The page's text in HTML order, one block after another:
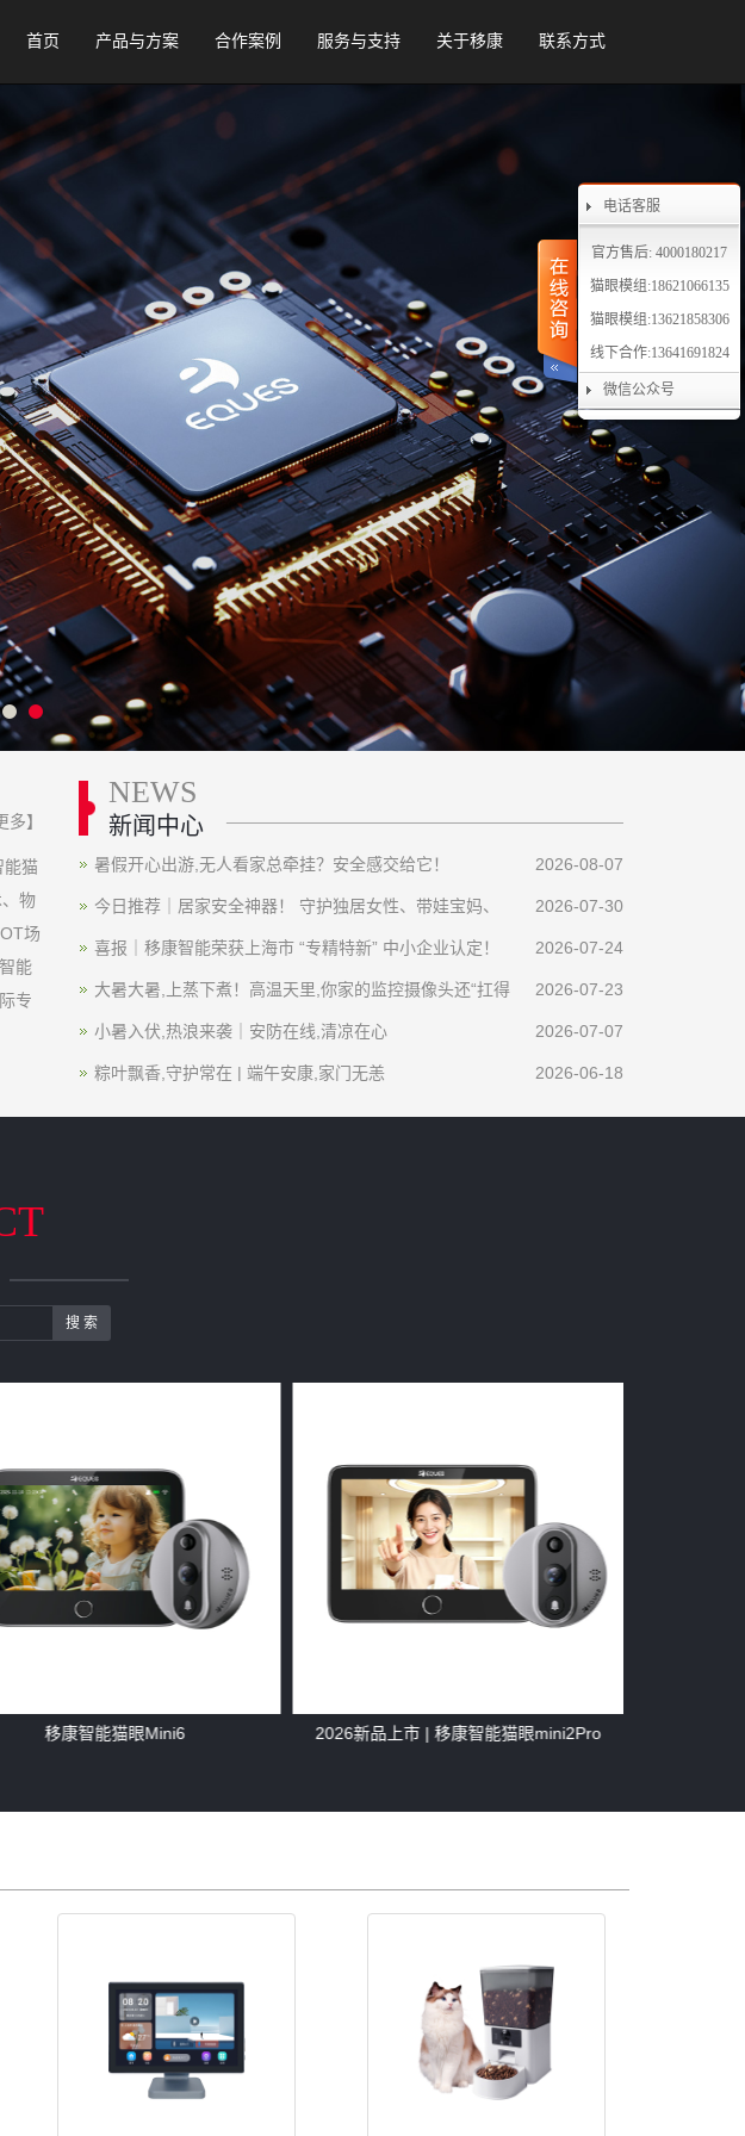
电话客服
官方售后: 4000180217
猫眼模组:18621066135
猫眼模组:13621858306
线下合作:13641691824
微信公众号
首页 产品与方案 合作案例 服务与支持 关于移康 联系方式
】
能猫
物
场
能
专
NEWS
新闻中心
暑假开心出游,无人看家总牵挂？安全感交给它！ 2026-08-07
今日推荐｜居家安全神器！ 守护独居女性、带娃宝妈、
2026-07-30
喜报｜移康智能荣获上海市 “专精特新” 中小企业认定！ 2026-07-24
大暑大暑,上蒸下煮！高温天里,你家的监控摄像头还“扛得
2026-07-23
小暑入伏,热浪来袭｜安防在线,清凉在心 2026-07-07
粽叶飘香,守护常在 | 端午安康,家门无恙 2026-06-18
移康智能猫眼Mini6 2026新品上市 | 移康智能猫眼mini2Pro